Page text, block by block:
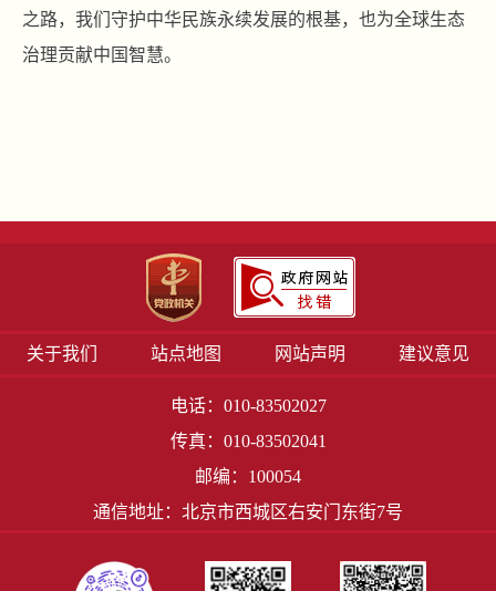
之路，我们守护中华民族永续发展的根基，也为全球生态
治理贡献中国智慧。
关于我们 站点地图 网站声明 建议意见
电话：010-83502027
传真：010-83502041
邮编：100054
通信地址：北京市西城区右安门东街7号